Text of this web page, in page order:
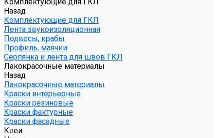
Назад
Комплектующие для ГКЛ
Лента звукоизоляционная
Подвесы, крабы
Профиль, маячки
Серпянка и лента для швов ГКЛ
Лакокрасочные материалы
Назад
Лакокрасочные материалы
Краски интерьерные
Краски резиновые
Краски фактурные
Краски фасадные
Клеи